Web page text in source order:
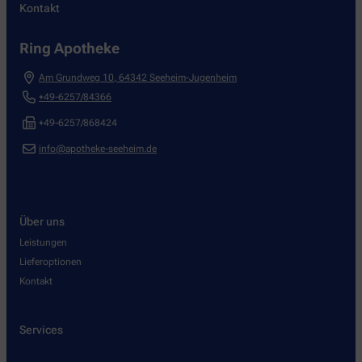
Kontakt
Ring Apotheke
Am Grundweg 10 64342 Seeheim-Jugenheim
+49-6257/84366
+49-6257/868424
info@apotheke-seeheim.de
Über uns
Leistungen
Lieferoptionen
Kontakt
Services